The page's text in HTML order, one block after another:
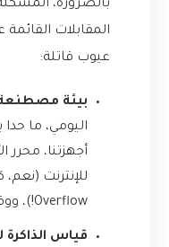
بالضرورة،
المقابلات
عيوب قاتلة:
بيئة مصطنعة
اليومي، ما
أجهزتنا،
Overflow!)، ووقت للتفكير والبحث.
قياس الذاكرة